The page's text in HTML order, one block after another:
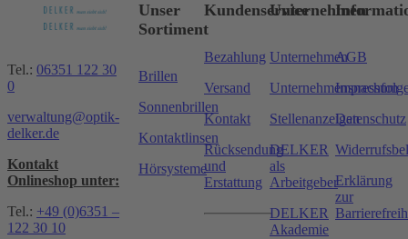
Tel.: 06351 122 30
0
verwaltung@optik-
delker.de
Kontakt
Onlineshop unter:
Tel.: +49 (0)6351 –
122 30 10
Unser
Sortiment
Brillen
Sonnenbrillen
Kontaktlinsen
Hörsysteme
Kundenservice
Bezahlung
Versand
Kontakt
Rücksendung
und
Erstattung
Unternehmen
Unternehmen
Stellenanzeigen
DELKER
als
Arbeitgeber
DELKER
Akademie
AGB
Impressum
Datenschutz
Erklärung
zur